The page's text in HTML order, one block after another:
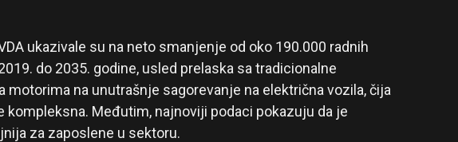
ukazivale su na neto smanjenje od oko 190.000 radnih
do 2035. godine, usled prelaska sa tradicionalne
motorima na unutrašnje sagorevanje na električna vozila, čija
kompleksna. Međutim, najnoviji podaci pokazuju da je
za zaposlene u sektoru.